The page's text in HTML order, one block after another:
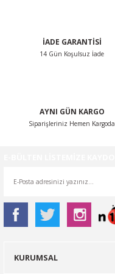
İADE GARANTİSİ
14 Gün Koşulsuz İade
AYNI GÜN KARGO
Siparişleriniz Hemen Kargoda
KURUMSAL